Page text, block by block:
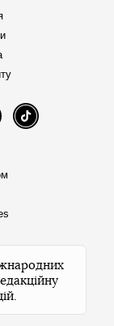
YouTube TikTok